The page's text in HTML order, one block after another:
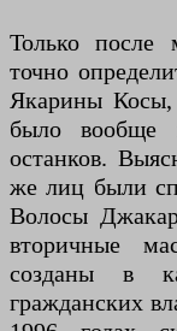
Только
точно
Якарины
было вообще
останков.
же лиц были
Волосы
вторичные
созданы в
гражданских